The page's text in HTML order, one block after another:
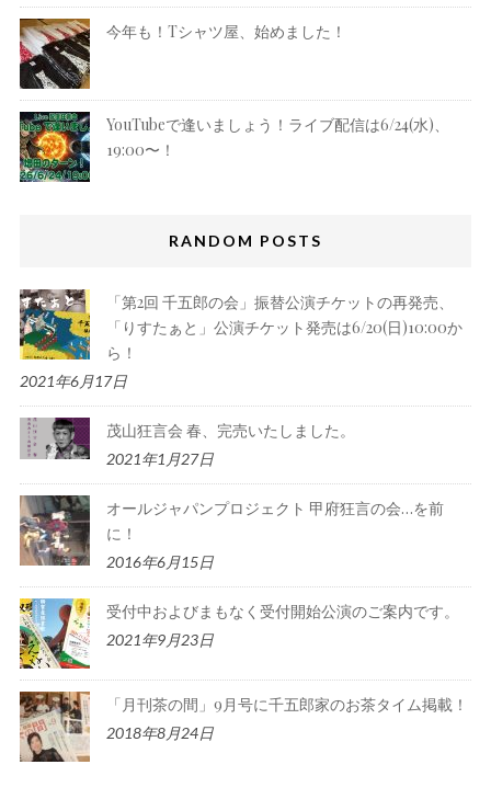
今年も！Tシャツ屋、始めました！
YouTubeで逢いましょう！ライブ配信は6/24(水)、
19:00〜！
RANDOM POSTS
「第2回 千五郎の会」振替公演チケットの再発売、
「りすたぁと」公演チケット発売は6/20(日)10:00か
ら！
2021年6月17日
茂山狂言会 春、完売いたしました。
2021年1月27日
オールジャパンプロジェクト 甲府狂言の会…を前
に！
2016年6月15日
受付中およびまもなく受付開始公演のご案内です。
2021年9月23日
「月刊茶の間」9月号に千五郎家のお茶タイム掲載！
2018年8月24日